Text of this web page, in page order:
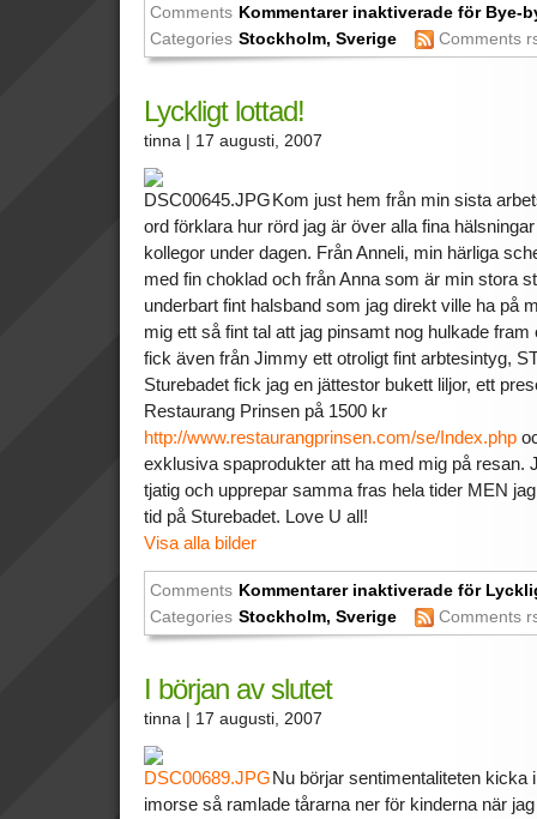
Comments Kommentarer inaktiverade för Bye-
Categories Stockholm,Sverige Comments
Lyckligt lottad!
tinna | 17 augusti, 2007
Kom just hem från min sista
ord förklara hur rörd jag är över alla fina
kollegor under dagen. Från Anneli, min härliga
med fin choklad och från Anna som är min stora
underbart fint halsband som jag direkt ville ha på
mig ett så fint tal att jag pinsamt nog hulkade
fick även från Jimmy ett otroligt fint arbtesintyg,
Sturebadet fick jag en jättestor bukett liljor, ett
Restaurang Prinsen på 1500 kr
http://www.restaurangprinsen.com/se/Index.php
exklusiva spaprodukter att ha med mig på resan.
tjatig och upprepar samma fras hela tider MEN
tid på Sturebadet. Love U all!
Visa alla bilder
Comments Kommentarer inaktiverade för
Categories Stockholm,Sverige Comments
I början av slutet
tinna | 17 augusti, 2007
Nu börjar sentimentaliteten kicka
imorse så ramlade tårarna ner för kinderna när